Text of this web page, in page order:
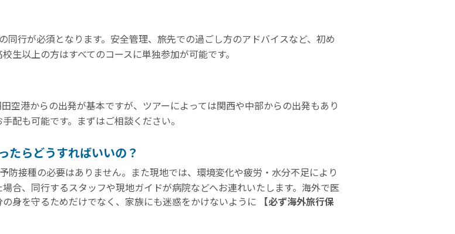
同行が必須となります。安全管理、旅先での過ごし方のアドバイスなど、初め
生以上の方はすべてのコースに単独参加が可能です。
空港からの出発が基本ですが、ツアーによっては関西や中部からの出発もあり
配も可能です。まずはご相談ください。
たらどうすればいいの？
防接種の必要はありません。また現地では、環境変化や疲労・水分不足により
合、同行するスタッフや現地ガイドが病院などへお連れいたします。海外で医
身を守るためだけでなく、家族にも迷惑をかけないように
【必ず海外旅行保